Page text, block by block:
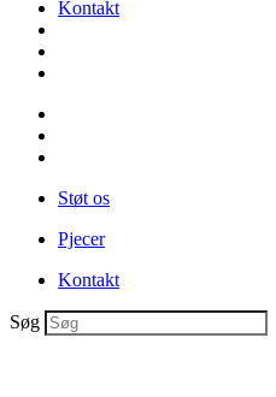
Kontakt
Støt os
Pjecer
Kontakt
Søg